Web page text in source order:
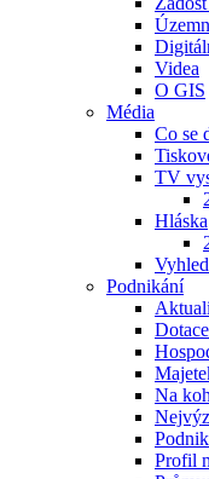
Videa
O GIS
Média
Co se
TV
Hláska
Podnikání
Na
Profil